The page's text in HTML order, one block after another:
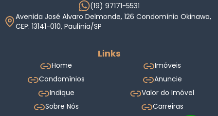
(19) 97171-5531
Avenida José Alvaro Delmonde, 126 Condomínio Okinawa,
CEP: 13141-010, Paulínia/SP
Links
Home
Imóveis
Condomínios
Anuncie
Indique
Valor do Imóvel
Sobre Nós
Carreiras